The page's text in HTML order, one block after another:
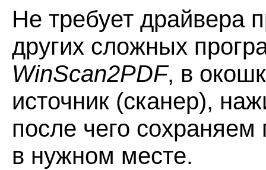
Не требует драйвера
других сложных
WinScan2PDF, в
источник (сканер),
после чего
в нужном месте.